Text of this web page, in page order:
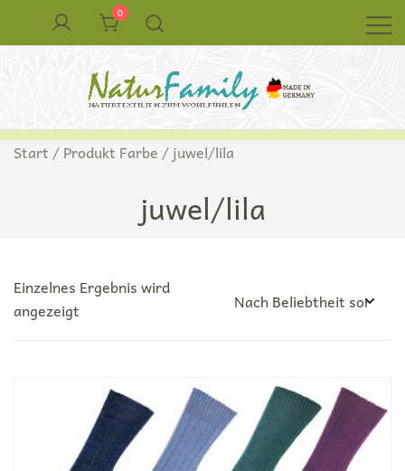
0
NaturFamily Shop – Naturtextilien für
Babys, Kinder und ganze Familie
Naturkleidung aus Wolle und Seide
Start / Produkt Farbe / juwel/lila
juwel/lila
Einzelnes Ergebnis wird
angezeigt